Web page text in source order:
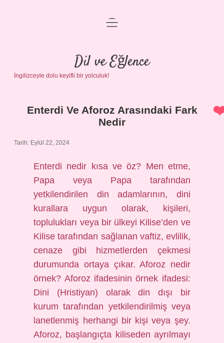
Anasayfa
Gizlilik Politikası
Yasal Uyarı
menüyü
Dil ve Eğlence
İngilizceyle dolu keyifli bir yolculuk!
ve
Eğlence
Yazılar
Enterdi Ve Aforoz Arasındaki Fark
Nedir
Tarih: Eylül 22, 2024
Enterdi nedir kısa ve öz? Men etme,
Papa veya Papa tarafından
yetkilendirilen din adamlarının, dini
kurallara uygun olarak, kişileri,
toplulukları veya bir ülkeyi Kilise’den ve
Kilise tarafından sağlanan vaftiz, evlilik,
cenaze gibi hizmetlerden çekmesi
durumunda ortaya çıkar. Aforoz nedir
örnek? Aforoz ifadesinin örnek ifadesi:
Dini (Hristiyan) olarak din dışı bir
kurum tarafından yetkilendirilmiş veya
lanetlenmiş herhangi bir kişi veya şey.
Aforoz, başlangıçta kiliseden ayrılmayı